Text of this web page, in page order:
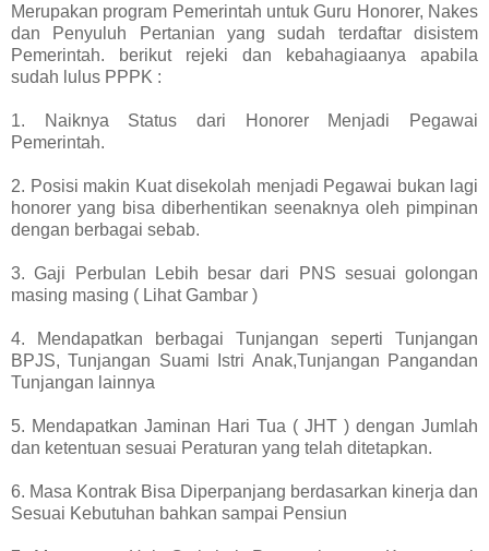
Merupakan program Pemerintah untuk Guru Honorer, Nakes
dan Penyuluh Pertanian yang sudah terdaftar disistem
Pemerintah. berikut rejeki dan kebahagiaanya apabila
sudah lulus PPPK :
1. Naiknya Status dari Honorer Menjadi Pegawai
Pemerintah.
2. Posisi makin Kuat disekolah menjadi Pegawai bukan lagi
honorer yang bisa diberhentikan seenaknya oleh pimpinan
dengan berbagai sebab.
3. Gaji Perbulan Lebih besar dari PNS sesuai golongan
masing masing ( Lihat Gambar )
4. Mendapatkan berbagai Tunjangan seperti Tunjangan
BPJS, Tunjangan Suami Istri Anak,Tunjangan Pangandan
Tunjangan lainnya
5. Mendapatkan Jaminan Hari Tua ( JHT ) dengan Jumlah
dan ketentuan sesuai Peraturan yang telah ditetapkan.
6. Masa Kontrak Bisa Diperpanjang berdasarkan kinerja dan
Sesuai Kebutuhan bahkan sampai Pensiun